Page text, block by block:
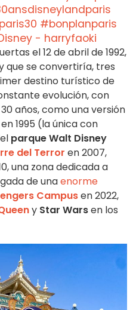
#bonplanparis
- harryfaoki
el 12 de abril de 1992,
que se convertiría, tres
destino turístico de
evolución, con
años, como una versión
en 1995 (la única con
parque Walt Disney
del Terror en 2007,
una zona dedicada a
de unaenorme
Campusen 2022,
y Star Warsen los